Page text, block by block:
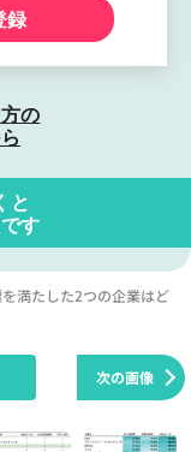
録
の
と
す
満たした2つの企業はど
次の画像